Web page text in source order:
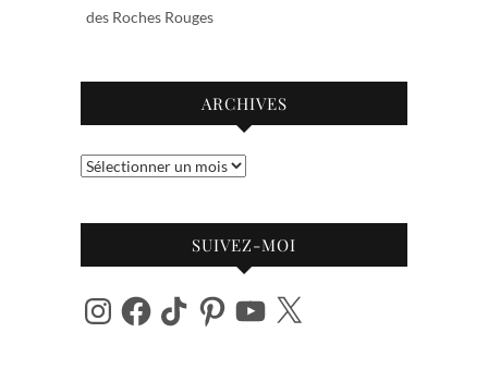
des Roches Rouges
ARCHIVES
Archives
SUIVEZ-MOI
InstagramFacebook
TikTok PinterestYouTube
X